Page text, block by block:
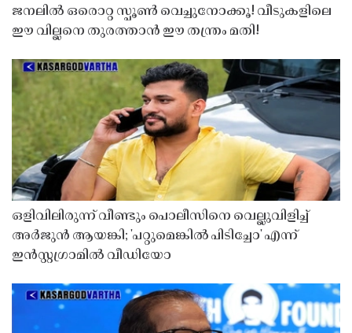
ജനലിൽ ഒരൊറ്റ സ്പൂൺ വെച്ചുനോക്കൂ! വീടുകളിലെ
ഈ വില്ലനെ തുരത്താൻ ഈ തന്ത്രം മതി!
ഒളിവിലിരുന്ന് വീണ്ടും പൊലീസിനെ വെല്ലുവിളിച്ച്
അർജുൻ ആയങ്കി; 'പറ്റുമെങ്കിൽ പിടിച്ചോ' എന്ന്
ഇൻസ്റ്റഗ്രാമിൽ വീഡിയോ